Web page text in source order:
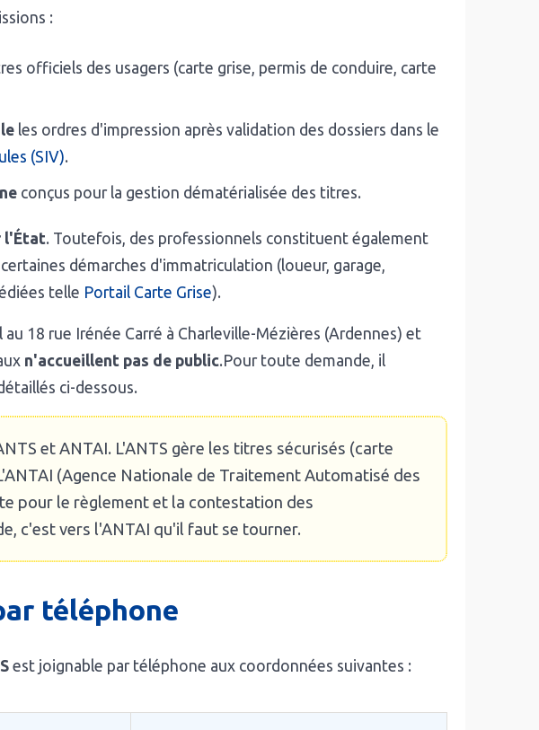
:
officiels des usagers (carte grise, permis de conduire, carte
les ordres d'impression après validation des dossiers dans le
(SIV).
conçus pour la gestion dématérialisée des titres.
l'État. Toutefois, des professionnels constituent également
démarches d'immatriculation (loueur, garage,
telle Portail Carte Grise).
18 rue Irénée Carré à Charleville-Mézières (Ardennes) et
n'accueillent pas de public.Pour toute demande, il
ci-dessous.
et ANTAI. L'ANTS gère les titres sécurisés (carte
(Agence Nationale de Traitement Automatisé des
pour le règlement et la contestation des
c'est vers l'ANTAI qu'il faut se tourner.
téléphone
est joignable par téléphone aux coordonnées suivantes :